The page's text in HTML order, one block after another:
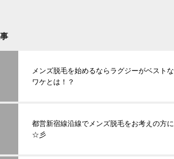
メンズ脱毛を始めるならラグジーがベストな
ワケとは！？
都営新宿線沿線でメンズ脱毛をお考えの方に
☆彡